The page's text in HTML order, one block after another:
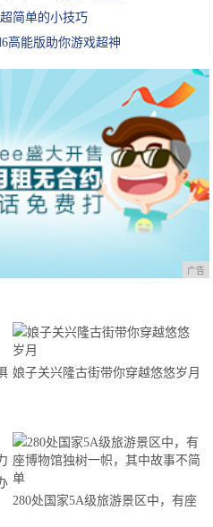
简单的小技巧
高能版助你游戏超神
广告
娘子关兴隆古街带你穿越悠悠岁月
280处国家5A级旅游景区中，有座